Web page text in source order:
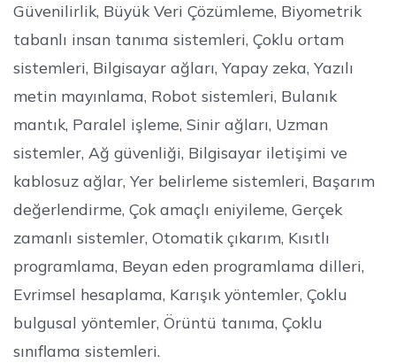
Güvenilirlik, Büyük Veri Çözümleme, Biyometrik
tabanlı insan tanıma sistemleri, Çoklu ortam
sistemleri, Bilgisayar ağları, Yapay zeka, Yazılı
metin mayınlama, Robot sistemleri, Bulanık
mantık, Paralel işleme, Sinir ağları, Uzman
sistemler, Ağ güvenliği, Bilgisayar iletişimi ve
kablosuz ağlar, Yer belirleme sistemleri, Başarım
değerlendirme, Çok amaçlı eniyileme, Gerçek
zamanlı sistemler, Otomatik çıkarım, Kısıtlı
programlama, Beyan eden programlama dilleri,
Evrimsel hesaplama, Karışık yöntemler, Çoklu
bulgusal yöntemler, Örüntü tanıma, Çoklu
sınıflama sistemleri.